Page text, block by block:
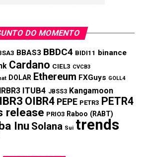
DO MOMENTO
BBAS3 BBDC4 BIDI11 binance
Cardano CIEL3 CVCB3
DOLAR Ethereum FXGuys GOLL4
IRBR3 ITUB4 JBSS3 Kangamoon
OIBR4 PEPE PETR3 PETR4
release PRIO3 Raboo (RABT)
Inu Solana Sui trends